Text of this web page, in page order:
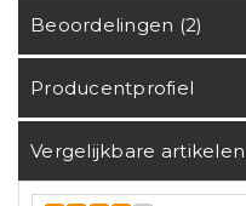
Beoordelingen (2)
Producentprofiel
Vergelijkbare artikelen